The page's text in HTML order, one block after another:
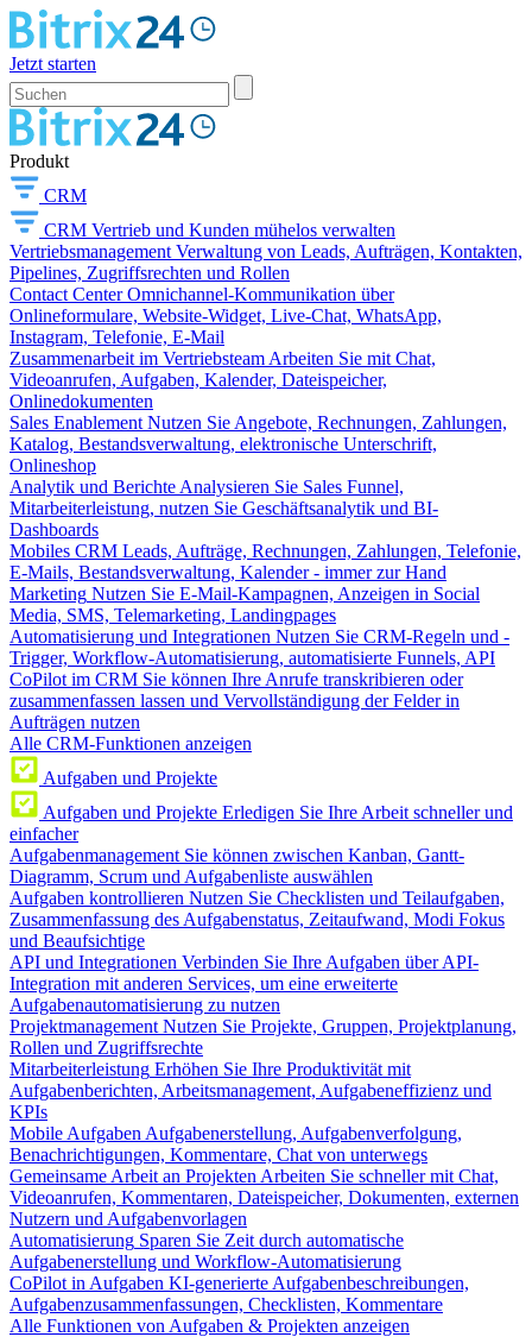
Jetzt starten
Produkt
CRM
CRM Vertrieb und Kunden mühelos verwalten
Vertriebsmanagement Verwaltung von Leads, Aufträgen, Kontakten,
Pipelines, Zugriffsrechten und Rollen
Contact Center Omnichannel-Kommunikation über
Onlineformulare, Website-Widget, Live-Chat, WhatsApp,
Instagram, Telefonie, E-Mail
Zusammenarbeit im Vertriebsteam Arbeiten Sie mit Chat,
Videoanrufen, Aufgaben, Kalender, Dateispeicher,
Onlinedokumenten
Sales Enablement Nutzen Sie Angebote, Rechnungen, Zahlungen,
Katalog, Bestandsverwaltung, elektronische Unterschrift,
Onlineshop
Analytik und Berichte Analysieren Sie Sales Funnel,
Mitarbeiterleistung, nutzen Sie Geschäftsanalytik und BI-
Dashboards
Mobiles CRM Leads, Aufträge, Rechnungen, Zahlungen, Telefonie,
E-Mails, Bestandsverwaltung, Kalender - immer zur Hand
Marketing Nutzen Sie E-Mail-Kampagnen, Anzeigen in Social
Media, SMS, Telemarketing, Landingpages
Automatisierung und Integrationen Nutzen Sie CRM-Regeln und -
Trigger, Workflow-Automatisierung, automatisierte Funnels, API
CoPilot im CRM Sie können Ihre Anrufe transkribieren oder
zusammenfassen lassen und Vervollständigung der Felder in
Aufträgen nutzen
Alle CRM-Funktionen anzeigen
Aufgaben und Projekte
Aufgaben und Projekte Erledigen Sie Ihre Arbeit schneller und
einfacher
Aufgabenmanagement Sie können zwischen Kanban, Gantt-
Diagramm, Scrum und Aufgabenliste auswählen
Aufgaben kontrollieren Nutzen Sie Checklisten und Teilaufgaben,
Zusammenfassung des Aufgabenstatus, Zeitaufwand, Modi Fokus
und Beaufsichtige
API und Integrationen Verbinden Sie Ihre Aufgaben über API-
Integration mit anderen Services, um eine erweiterte
Aufgabenautomatisierung zu nutzen
Projektmanagement Nutzen Sie Projekte, Gruppen, Projektplanung,
Rollen und Zugriffsrechte
Mitarbeiterleistung Erhöhen Sie Ihre Produktivität mit
Aufgabenberichten, Arbeitsmanagement, Aufgabeneffizienz und
KPIs
Mobile Aufgaben Aufgabenerstellung, Aufgabenverfolgung,
Benachrichtigungen, Kommentare, Chat von unterwegs
Gemeinsame Arbeit an Projekten Arbeiten Sie schneller mit Chat,
Videoanrufen, Kommentaren, Dateispeicher, Dokumenten, externen
Nutzern und Aufgabenvorlagen
Automatisierung Sparen Sie Zeit durch automatische
Aufgabenerstellung und Workflow-Automatisierung
CoPilot in Aufgaben KI-generierte Aufgabenbeschreibungen,
Aufgabenzusammenfassungen, Checklisten, Kommentare
Alle Funktionen von Aufgaben & Projekten anzeigen